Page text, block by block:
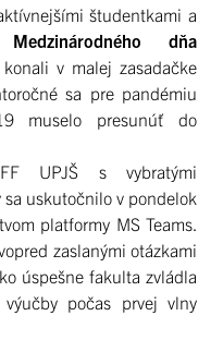
študentkami a
Medzinárodného dňa
konali v malej zasadačke
sa pre pandémiu
muselo presunúť do
UPJŠ s vybratými
uskutočnilo v pondelok
platformy MS Teams.
zaslanými otázkami
úspešne fakulta zvládla
počas prvej vlny